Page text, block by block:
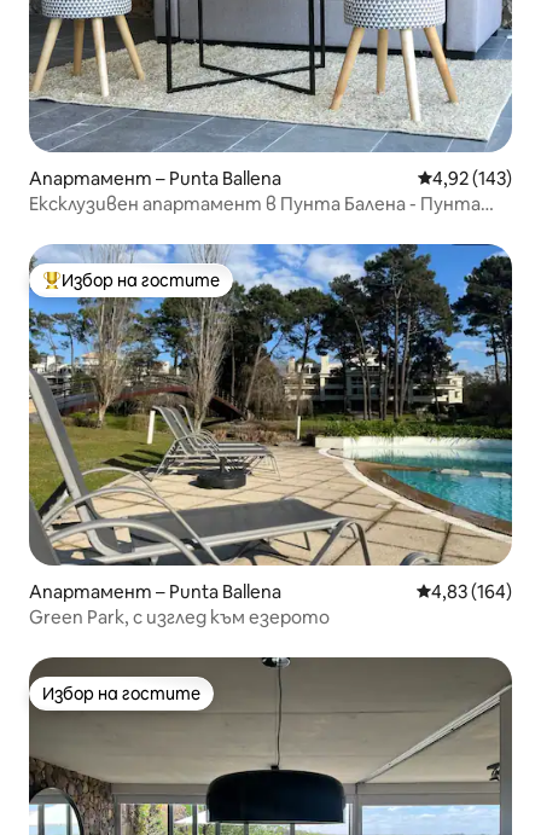
Апартамент – Punta Ballena Средна
4,92 (143)
Ексклузивен апартамент в Пунта Балена - Пунта
Най-популярен избор на гостите
Избор на гостите
Апартамент – Punta Ballena Средна
4,83 (164)
Green Park, с изглед към езерото
Избор на гостите
Избор на гостите